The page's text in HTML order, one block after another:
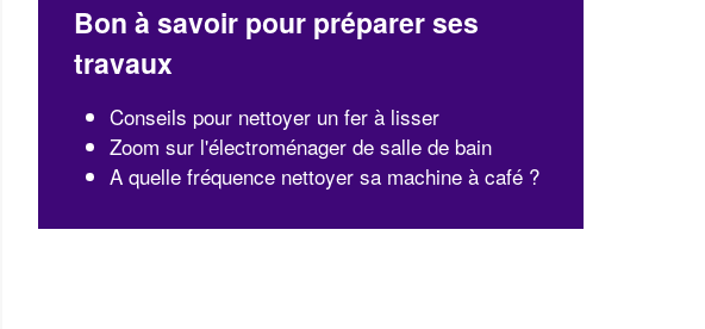
Bon à savoir pour préparer ses
travaux
Conseils pour nettoyer un fer à lisser
Zoom sur l'électroménager de salle de bain
A quelle fréquence nettoyer sa machine à café ?